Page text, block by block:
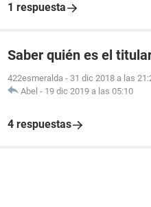
1 respuesta
Saber quién es el
422esmeralda - 31 dic 2018 a las
Abel - 19 dic 2019 a las 05:10
4 respuestas